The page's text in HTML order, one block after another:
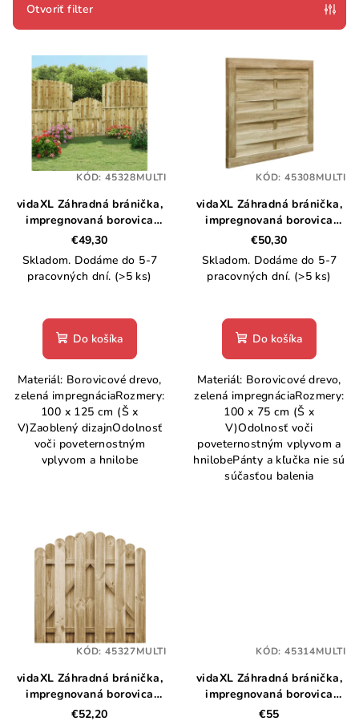
p
Otvoriť filter
ovidaXL Záhradná bránička,
impregnovaná borovica
100x125 cm
€49,30
Skladom. Dodáme do 5-7
pracovných dní. (>5 ks)
Do košíka
Materiál: Borovicové drevo,
zelená impregnáciaRozmery:
100 x 125 cm (Š x
V)Zaoblený dizajnOdolnosť
voči poveternostným
vplyvom a hnilobe
KÓD: 45328MULTI
vidaXL Záhradná bránička,
impregnovaná borovica
100x75 cm, zelená
€50,30
Skladom. Dodáme do 5-7
pracovných dní. (>5 ks)
Do košíka
Materiál: Borovicové drevo,
zelená impregnáciaRozmery:
100 x 75 cm (Š x
V)Odolnosť voči
poveternostným vplyvom a
hnilobePánty a kľučka nie sú
súčasťou balenia
KÓD: 45308MULTI
vidaXL Záhradná bránička,
impregnovaná borovica
100x100 cm
€52,20
KÓD: 45327MULTI
vidaXL Záhradná bránička,
impregnovaná borovica
100x75 cm, zelená
€55
KÓD: 45314MULTI